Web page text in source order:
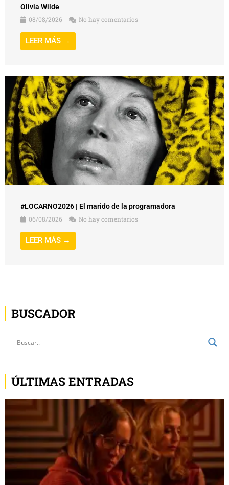
Olivia Wilde
08/08/2026
No hay comentarios
LEER MÁS →
#LOCARNO2026 | El marido de la programadora
06/08/2026
No hay comentarios
LEER MÁS →
BUSCADOR
ÚLTIMAS ENTRADAS